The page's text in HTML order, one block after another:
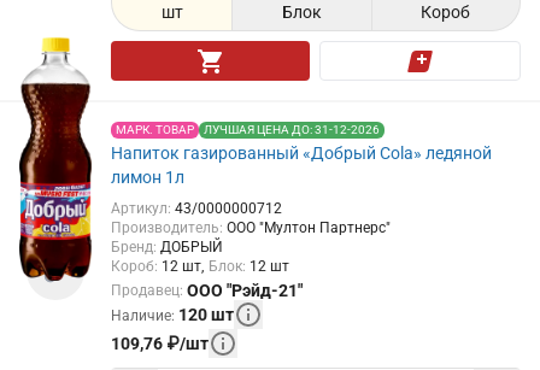
шт Блок Короб
МАРК. ТОВАР ЛУЧШАЯ ЦЕНА ДО: 31-12-2026
Напиток газированный «Добрый Cola» ледяной
лимон 1л
Артикул: 43/0000000712
Производитель: ООО "Мултон Партнерс"
Бренд: ДОБРЫЙ
Короб: 12 шт Блок: 12 шт
Продавец: ООО "Рэйд-21"
Наличие: 120шт
109,76 ₽/шт